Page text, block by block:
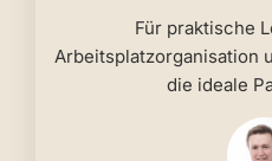
Für praktische
Arbeitsplatzorganisation
die ideale